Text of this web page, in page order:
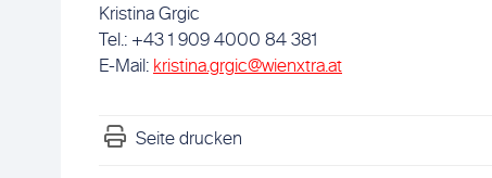
Kristina Grgic
Tel.: +43 1 909 4000 84 381
E-Mail: kristina.grgic@wienxtra.at
Seite drucken